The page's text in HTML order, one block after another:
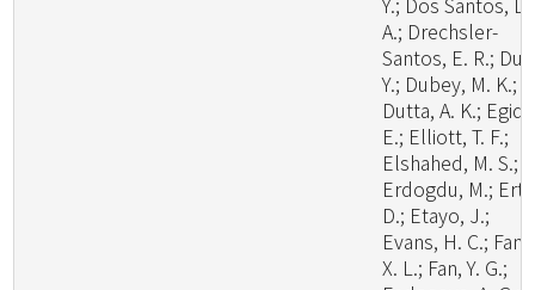
A.; Drechsler-
Santos, E. R.; Du,
Y.; Dubey, M. K.;
Dutta, A. K.; Egidi,
E.; Elliott, T. F.;
Elshahed, M. S.;
Erdogdu, M.;
D.; Etayo, J.;
Evans, H. C.; Fan,
X. L.; Fan, Y. G.;